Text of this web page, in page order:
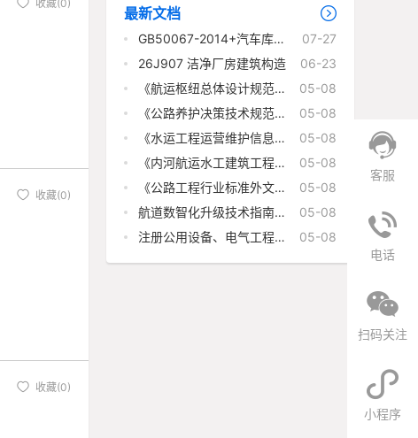
收藏(0)
收藏(0)
收藏(0)
最新文档
GB50067-2014+汽车库、
范
07-27
26J907 洁净厂房建筑构造
06-23
《航运枢纽总体设计规范》
05-08
《公路养护决策技术规范》
05-08
《水运工程运营维护信息模
2026)
05-08
《内河航运水工建筑工程定
2019）局部修订（整治建
05-08
《公路工程行业标准外文版
1004-2026）
05-08
航道数智化升级技术指南
05-08
注册公用设备、电气工程师
05-08
客服
电话
扫码关注
小程序